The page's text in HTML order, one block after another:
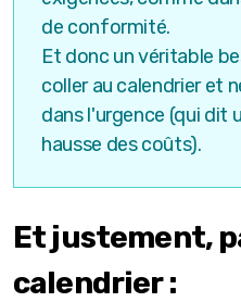
de conformité.
Et donc un véritable
coller au calendrier et
dans l'urgence (qui
hausse des coûts).
Et justement,
calendrier :